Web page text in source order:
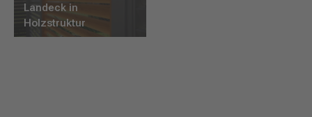
Landeck in
Holzstruktur